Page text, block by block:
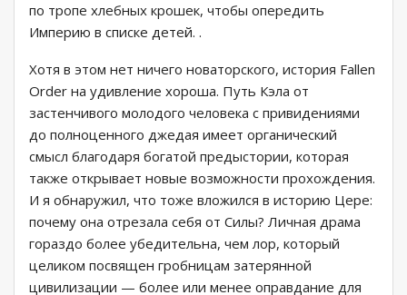
по тропе хлебных крошек, чтобы опередить
Империю в списке детей. .
Хотя в этом нет ничего новаторского, история Fallen
Order на удивление хороша. Путь Кэла от
застенчивого молодого человека с привидениями
до полноценного джедая имеет органический
смысл благодаря богатой предыстории, которая
также открывает новые возможности прохождения.
И я обнаружил, что тоже вложился в историю Цере:
почему она отрезала себя от Силы? Личная драма
гораздо более убедительна, чем лор, который
целиком посвящен гробницам затерянной
цивилизации — более или менее оправдание для